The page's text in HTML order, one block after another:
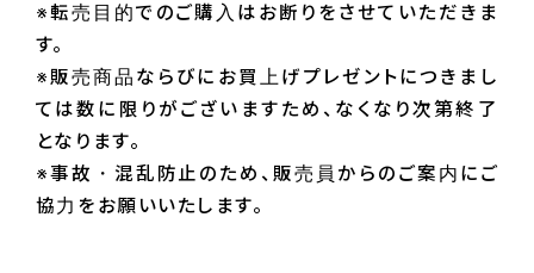
※転売目的でのご購入はお断りをさせていただきま
す。
※販売商品ならびにお買上げプレゼントにつきまし
ては数に限りがございますため、なくなり次第終了
となります。
※事故・混乱防止のため、販売員からのご案内にご
協力をお願いいたします。